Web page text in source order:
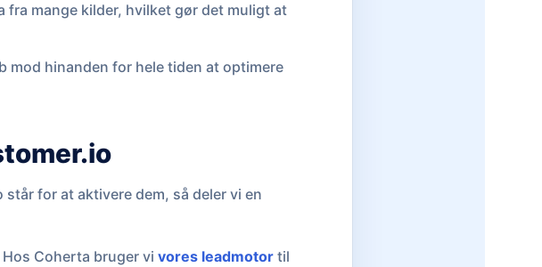
fra mange kilder, hvilket gør det muligt at
mod hinanden for hele tiden at optimere
for at aktivere dem, så deler vi en
Coherta bruger vi vores leadmotortil